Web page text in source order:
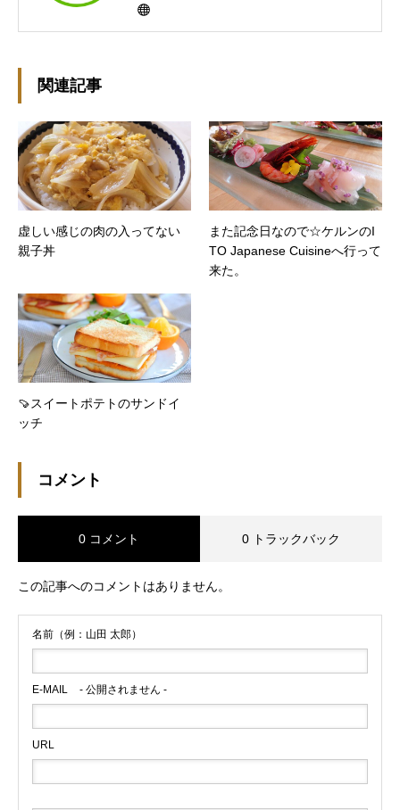
作ってますんで、ゆる～い感じで見て頂けたら
関連記事
虚しい感じの肉の入ってない
親子丼
また記念日なので☆ケルンのI
TO Japanese Cuisineへ行って
来た。
🍠スイートポテトのサンドイ
ッチ
コメント
0 コメント 0 トラックバック
この記事へのコメントはありません。
名前（例：山田 太郎）
E-MAIL - 公開されません -
URL